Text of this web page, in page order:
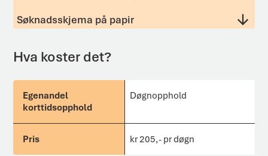
Søknadsskjema på papir
Hva koster det?
Egenandel korttidsopphold
Pris
Døgnopphold
kr 205,- pr døgn